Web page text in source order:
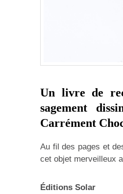
Un livre de
sagement
Carrément
Au fil des pages et
cet objet merveilleux
Éditions Solar